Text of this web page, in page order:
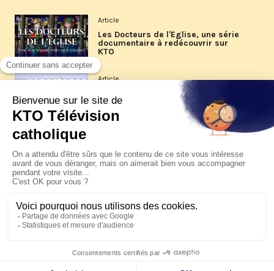
Article
Les Docteurs de l'Église, une série
documentaire à redécouvrir sur
KTO
Article
Les reportages d'été 2026 de KTO
La visite pastorale du pape Léon
XIV à Assise à suivre sur KTO le
jeudi 6 août
Le pape en Uruguay, Argentine et
Pérou du 6 au 17 novembre 2026